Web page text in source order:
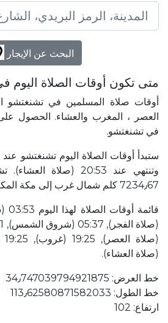
البحث عن الإيجار
متى تكون أوقات الصلاة اليوم
أوقات صلاة المسلمين في تشنغتشو
العصر ، المغرب والعشاء. الحصول
في تشنغتشو.
وتنتهي عند 20:53
7234٫67 كلم شمال غرب إلى مكة المكرمة.
(صلاة العشاء).
خط العرض: 34٫747039794921875
خط الطول: 113٫62580871582033
ارتفاع: 102